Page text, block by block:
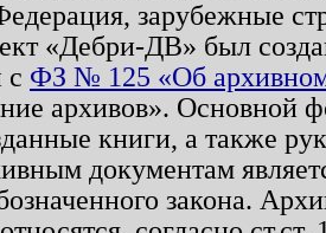
зарубежные
«Дебри-ДВ» был
с ФЗ № 125 «Об
архивов». Основной
книги, а также
документам
закона.